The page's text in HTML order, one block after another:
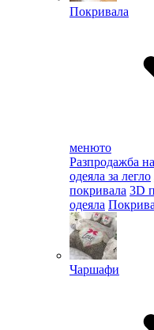
Покривала
менюто
Разпродажба
одеяла за легло
покривала 3D
одеяла
Чаршафи